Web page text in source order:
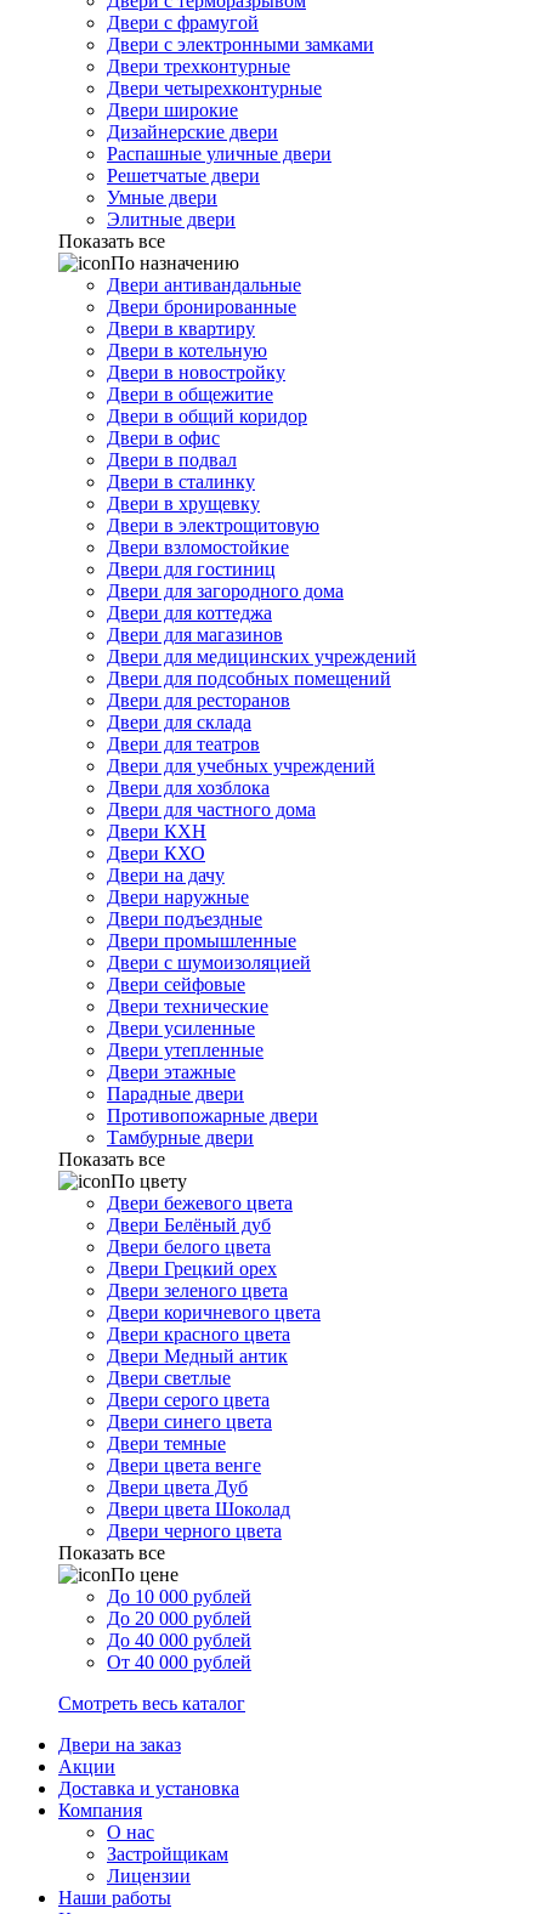
Двери с фрамугой
Двери с электронными замками
Двери трехконтурные
Двери четырехконтурные
Двери широкие
Дизайнерские двери
Распашные уличные двери
Решетчатые двери
Умные двери
Элитные двери
Показать все
По назначению
Двери антивандальные
Двери бронированные
Двери в квартиру
Двери в котельную
Двери в новостройку
Двери в общежитие
Двери в общий коридор
Двери в офис
Двери в подвал
Двери в сталинку
Двери в хрущевку
Двери в электрощитовую
Двери взломостойкие
Двери для гостиниц
Двери для загородного дома
Двери для коттеджа
Двери для магазинов
Двери для медицинских учреждений
Двери для подсобных помещений
Двери для ресторанов
Двери для склада
Двери для театров
Двери для учебных учреждений
Двери для хозблока
Двери для частного дома
Двери КХН
Двери КХО
Двери на дачу
Двери наружные
Двери подъездные
Двери промышленные
Двери с шумоизоляцией
Двери сейфовые
Двери технические
Двери усиленные
Двери утепленные
Двери этажные
Парадные двери
Противопожарные двери
Тамбурные двери
Показать все
По цвету
Двери бежевого цвета
Двери Белёный дуб
Двери белого цвета
Двери Грецкий орех
Двери зеленого цвета
Двери коричневого цвета
Двери красного цвета
Двери Медный антик
Двери светлые
Двери серого цвета
Двери синего цвета
Двери темные
Двери цвета венге
Двери цвета Дуб
Двери цвета Шоколад
Двери черного цвета
Показать все
По цене
До 10 000 рублей
До 20 000 рублей
До 40 000 рублей
От 40 000 рублей
Смотреть весь каталог
Двери на заказ
Акции
Доставка и установка
Компания
О нас
Застройщикам
Лицензии
Наши работы